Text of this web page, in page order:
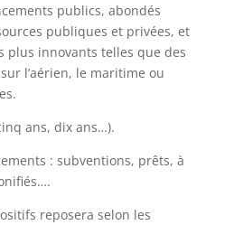
publics, abondés
publiques et privées, et
plus innovants telles que des
l’aérien, le maritime ou
ans, dix ans…).
: subventions, prêts, à
reposera selon les